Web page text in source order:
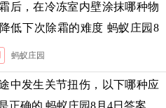
后，在冷冻室内壁涂抹哪种物
低下次除霜的难度 蚂蚁庄园8
案
蚂蚁庄园
中发生关节扭伤，以下哪种应